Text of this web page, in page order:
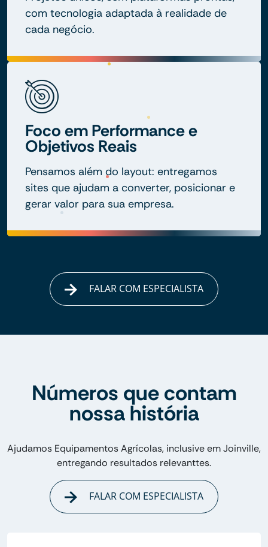
com tecnologia adaptada à realidade de
cada negócio.
Foco em Performance e
Objetivos Reais
Pensamos além do layout: entregamos
sites que ajudam a converter, posicionar e
gerar valor para sua empresa.
FALAR COM ESPECIALISTA
Números que contam
nossa história
Ajudamos Equipamentos Agrícolas, inclusive em Joinville,
entregando resultados relevanttes.
FALAR COM ESPECIALISTA